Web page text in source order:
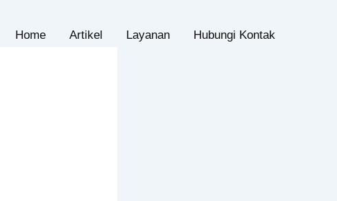
Home Artikel Layanan Hubungi Kontak